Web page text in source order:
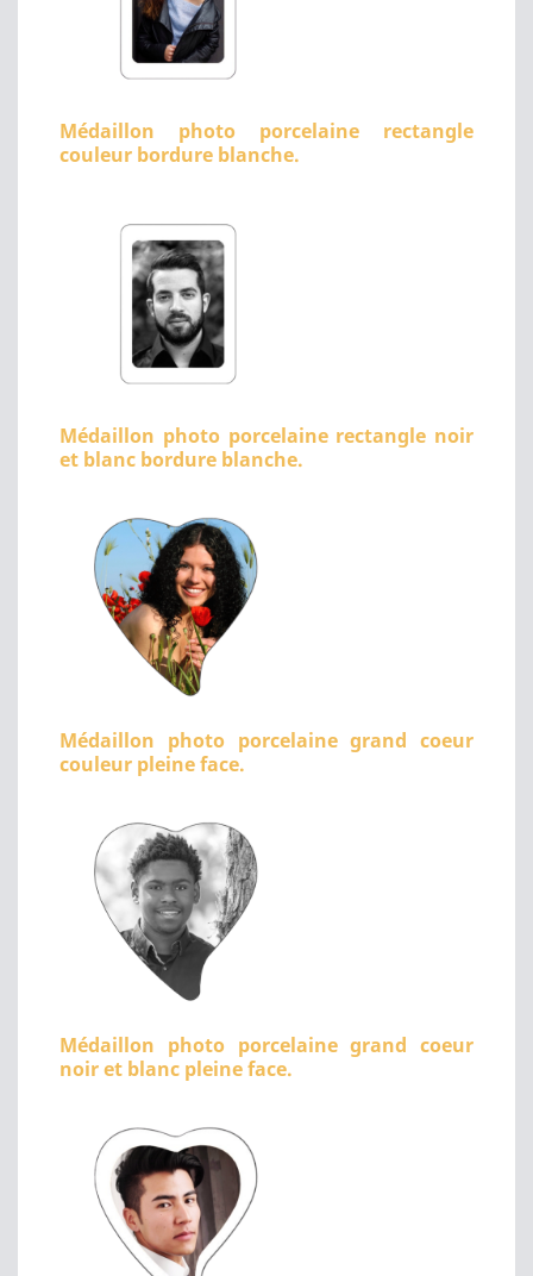
Médaillon photo porcelaine rectangle
couleur bordure blanche.
Médaillon photo porcelaine rectangle noir
et blanc bordure blanche.
Médaillon photo porcelaine grand coeur
couleur pleine face.
Médaillon photo porcelaine grand coeur
noir et blanc pleine face.